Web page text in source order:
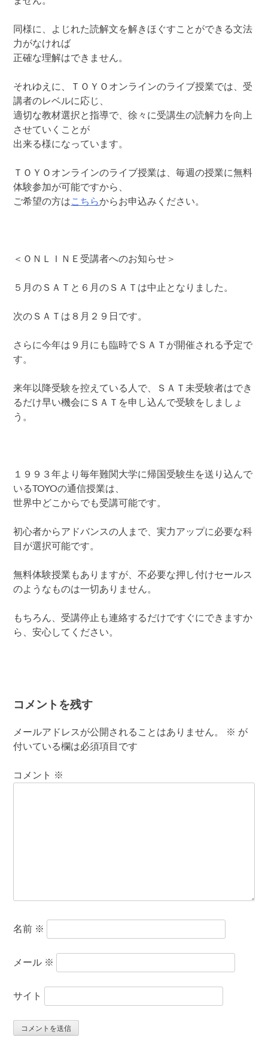
同様に、よじれた読解文を解きほぐすことができる文法
力がなければ
正確な理解はできません。
それゆえに、ＴＯＹＯオンラインのライブ授業では、受
講者のレベルに応じ、
適切な教材選択と指導で、徐々に受講生の読解力を向上
させていくことが
出来る様になっています。
ＴＯＹＯオンラインのライブ授業は、毎週の授業に無料
体験参加が可能ですから、
ご希望の方はこちらからお申込みください。
＜ＯＮＬＩＮＥ受講者へのお知らせ＞
５月のＳＡＴと６月のＳＡＴは中止となりました。
次のＳＡＴは８月２９日です。
さらに今年は９月にも臨時でＳＡＴが開催される予定で
す。
来年以降受験を控えている人で、ＳＡＴ未受験者はでき
るだけ早い機会にＳＡＴを申し込んで受験をしましょ
う。
１９９３年より毎年難関大学に帰国受験生を送り込んで
いるTOYOの通信授業は、
世界中どこからでも受講可能です。
初心者からアドバンスの人まで、実力アップに必要な科
目が選択可能です。
無料体験授業もありますが、不必要な押し付けセールス
のようなものは一切ありません。
もちろん、受講停止も連絡するだけですぐにできますか
ら、安心してください。
コメントを残す
メールアドレスが公開されることはありません。 ※ が
付いている欄は必須項目です
コメント ※
名前 ※
メール ※
サイト